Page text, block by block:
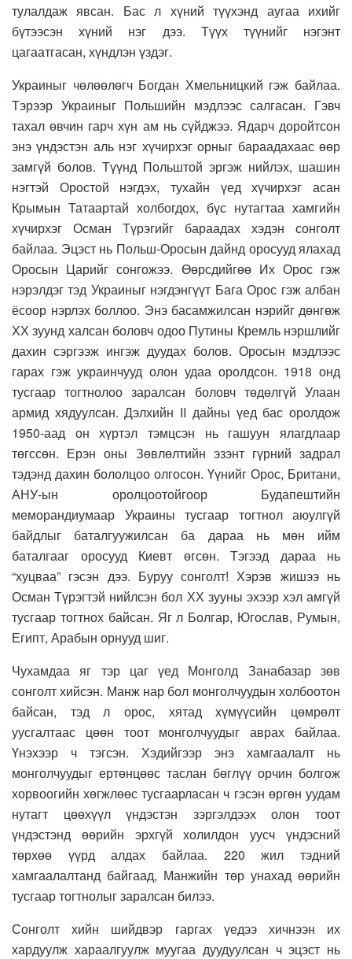
тулалдаж явсан. Бас л хүний түүхэнд аугаа ихийг
бүтээсэн хүний нэг дээ. Түүх түүнийг нэгэнт
цагаатгасан, хүндлэн үздэг.
Украиныг чөлөөлөгч Богдан Хмельницкий гэж байлаа.
Тэрээр Украиныг Польшийн мэдлээс салгасан. Гэвч
тахал өвчин гарч хүн ам нь сүйджээ. Ядарч доройтсон
энэ үндэстэн аль нэг хүчирхэг орныг бараадахаас өөр
замгүй болов. Түүнд Польштой эргэж нийлэх, шашин
нэгтэй Оростой нэгдэх, тухайн үед хүчирхэг асан
Крымын Татаартай холбогдох, бүс нутагтаа хамгийн
хүчирхэг Осман Түрэгийг бараадах хэдэн сонголт
байлаа. Эцэст нь Польш-Оросын дайнд оросууд ялахад
Оросын Царийг сонгожээ. Өөрсдийгөө Их Орос гэж
нэрэлдэг тэд Украиныг нэгдэнгүүт Бага Орос гэж албан
ёсоор нэрлэх боллоо. Энэ басамжилсан нэрийг дөнгөж
ХХ зуунд халсан боловч одоо Путины Кремль нэршлийг
дахин сэргээж ингэж дуудах болов. Оросын мэдлээс
гарах гэж украинчууд олон удаа оролдсон. 1918 онд
тусгаар тогтнолоо заралсан боловч төдөлгүй Улаан
армид хядуулсан. Дэлхийн II дайны үед бас оролдож
1950-аад он хүртэл тэмцсэн нь гашуун ялагдлаар
төгссөн. Ерэн оны Зөвлөлтийн эзэнт гүрний задрал
тэдэнд дахин бололцоо олгосон. Үүнийг Орос, Британи,
АНУ-ын оролцоотойгоор Будапештийн
меморандиумаар Украины тусгаар тогтнол аюулгүй
байдлыг баталгуужилсан ба дараа нь мөн ийм
баталгааг оросууд Киевт өгсөн. Тэгээд дараа нь
“хуцваа” гэсэн дээ. Буруу сонголт! Хэрэв жишээ нь
Осман Түрэгтэй нийлсэн бол ХХ зууны эхээр хэл амгүй
тусгаар тогтнох байсан. Яг л Болгар, Югослав, Румын,
Египт, Арабын орнууд шиг.
Чухамдаа яг тэр цаг үед Монголд Занабазар зөв
сонголт хийсэн. Манж нар бол монголчуудын холбоотон
байсан, тэд л орос, хятад хүмүүсийн цөмрөлт
уусгалтаас цөөн тоот монголчуудыг аврах байлаа.
Үнэхээр ч тэгсэн. Хэдийгээр энэ хамгаалалт нь
монголчуудыг ертөнцөөс таслан бөглүү орчин болгож
хорвоогийн хөгжлөөс тусгаарласан ч гэсэн өргөн уудам
нутагт цөөхүүл үндэстэн зэргэлдээх олон тоот
үндэстэнд өөрийн эрхгүй холилдон уусч үндэсний
төрхөө үүрд алдах байлаа. 220 жил тэдний
хамгаалалтанд байгаад, Манжийн төр унахад өөрийн
тусгаар тогтнолыг заралсан билээ.
Сонголт хийн шийдвэр гаргах үедээ хичнээн их
хардуулж хараалгуулж муугаа дуудуулсан ч эцэст нь